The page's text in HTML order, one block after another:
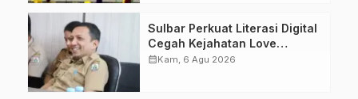
Sulbar Perkuat Literasi Digital
Cegah Kejahatan Love
Scamming
calendar_monthKam, 6 Agu 2026